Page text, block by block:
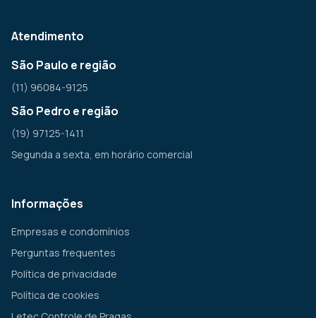
Atendimento
São Paulo e região
(11) 96084-9125
São Pedro e região
(19) 97125-1411
Segunda a sexta, em horário comercial
Informações
Empresas e condomínios
Perguntas frequentes
Política de privacidade
Política de cookies